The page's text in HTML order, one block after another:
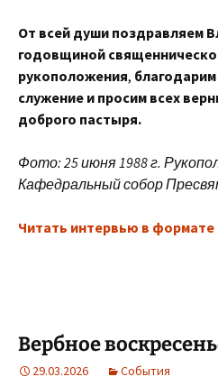
От всей души поздравляем
годовщиной
рукоположения,
служение и просим всех
доброго пастыря.
Фото: 25 июня 1988 г.
Кафедральный собор
Читать интервью в формате
Вербное
29.03.2026 События